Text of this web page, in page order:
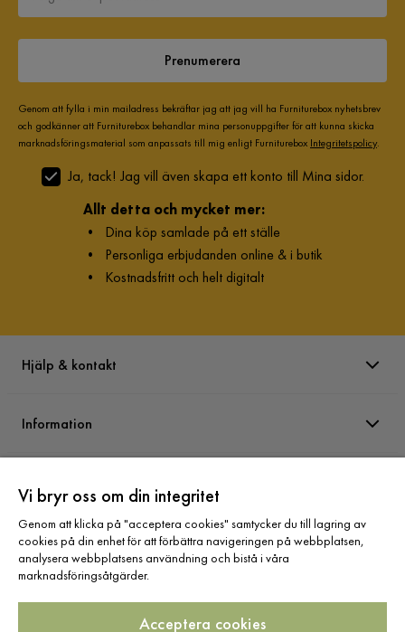
Prenumerera
Genom att fylla i min mailadress bekräftar jag att jag vill ha Furniturebox nyhetsbrev
och godkänner att Furniturebox behandlar mina personuppgifter för att kunna skicka
marknadsföringsmaterial som anpassats till mig enligt Furniturebox Integritetspolicy.
Ja, tack! Jag vill även skapa ett konto till Mina sidor.
Allt detta och mycket mer:
• Dina köp samlade på ett ställe
• Personliga erbjudanden online & i butik
• Kostnadsfritt och helt digitalt
Hjälp & kontakt
Information
Sortiment
Vi bryr oss om din integritet
Genom att klicka på "acceptera cookies" samtycker du till lagring av
cookies på din enhet för att förbättra navigeringen på webbplatsen,
analysera webbplatsens användning och bistå i våra
marknadsföringsåtgärder.
Acceptera cookies